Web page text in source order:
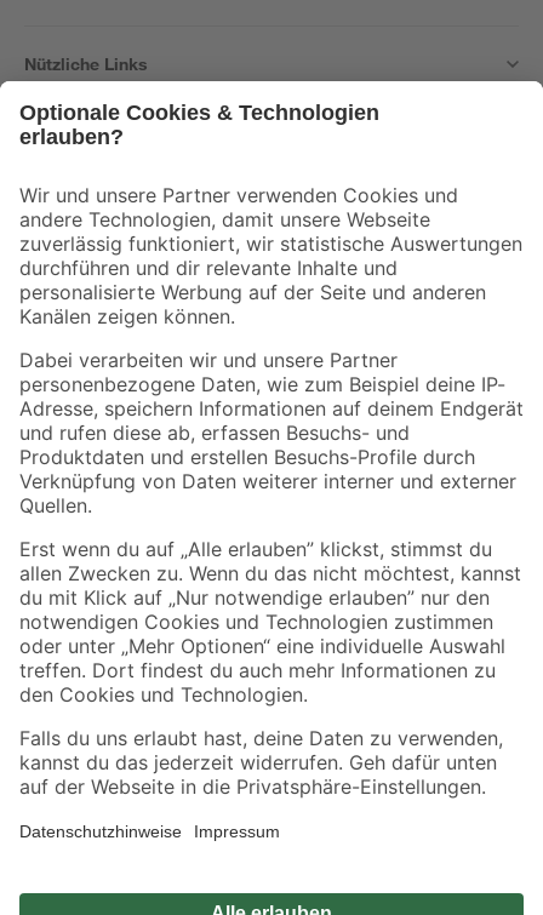
Nützliche Links
Der toom Newsletter: Keine Angebote und Aktionen mehr verpassen!
Zur Newsletter Anmeldung
Folge uns
Zahlungsarten Versandarten
Sicher einkaufen
Jetzt die toom-App herunterladen
Alle Preisangaben in EUR inkl. gesetzl. MwSt.. Die dargestellten Angebote sind unter
Umständen nicht in allen Märkten verfügbar. Die angegebenen Verfügbarkeiten beziehen
Produkte nur solange der Vorrat reicht.
*Paketversand ab 59 € versandkostenfrei, gilt nicht für Artikel mit Speditionsversand, hier
Privatsphäre Impressum